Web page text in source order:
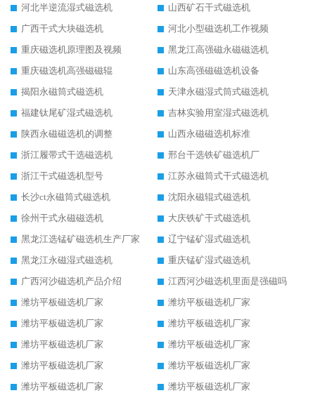
河北半逆流湿式磁选机
山西矿石干式磁选机
广西干式大块磁选机
河北小型磁选机工作视频
重庆磁选机原理图及视频
黑龙江高强磁永磁磁选机
重庆磁选机高强磁磁辊
山东高强磁磁选机设备
揭阳永磁筒式磁选机
天津永磁湿式筒式磁选机
福建钛尾矿湿式磁选机
吉林实验用室湿式磁选机
陕西永磁磁选机的调整
山西永磁磁选机标准
浙江履带式干选磁选机
邢台干选铁矿磁选机厂
浙江干式磁选机型号
江苏永磁筒式干式磁选机
长沙ct永磁筒式磁选机
沈阳永磁辊式磁选机
徐州干式永磁磁选机
大庆铁矿干式磁选机
黑龙江选锰矿磁选机生产厂家
辽宁锰矿湿式磁选机
黑龙江永磁湿式磁选机
重庆锰矿湿式磁选机
广西河沙磁选机产品介绍
江西河沙磁选机里面是强磁吗
潍坊平板磁选机厂家
潍坊平板磁选机厂家
潍坊平板磁选机厂家
潍坊平板磁选机厂家
潍坊平板磁选机厂家
潍坊平板磁选机厂家
潍坊平板磁选机厂家
潍坊平板磁选机厂家
潍坊平板磁选机厂家
潍坊平板磁选机厂家